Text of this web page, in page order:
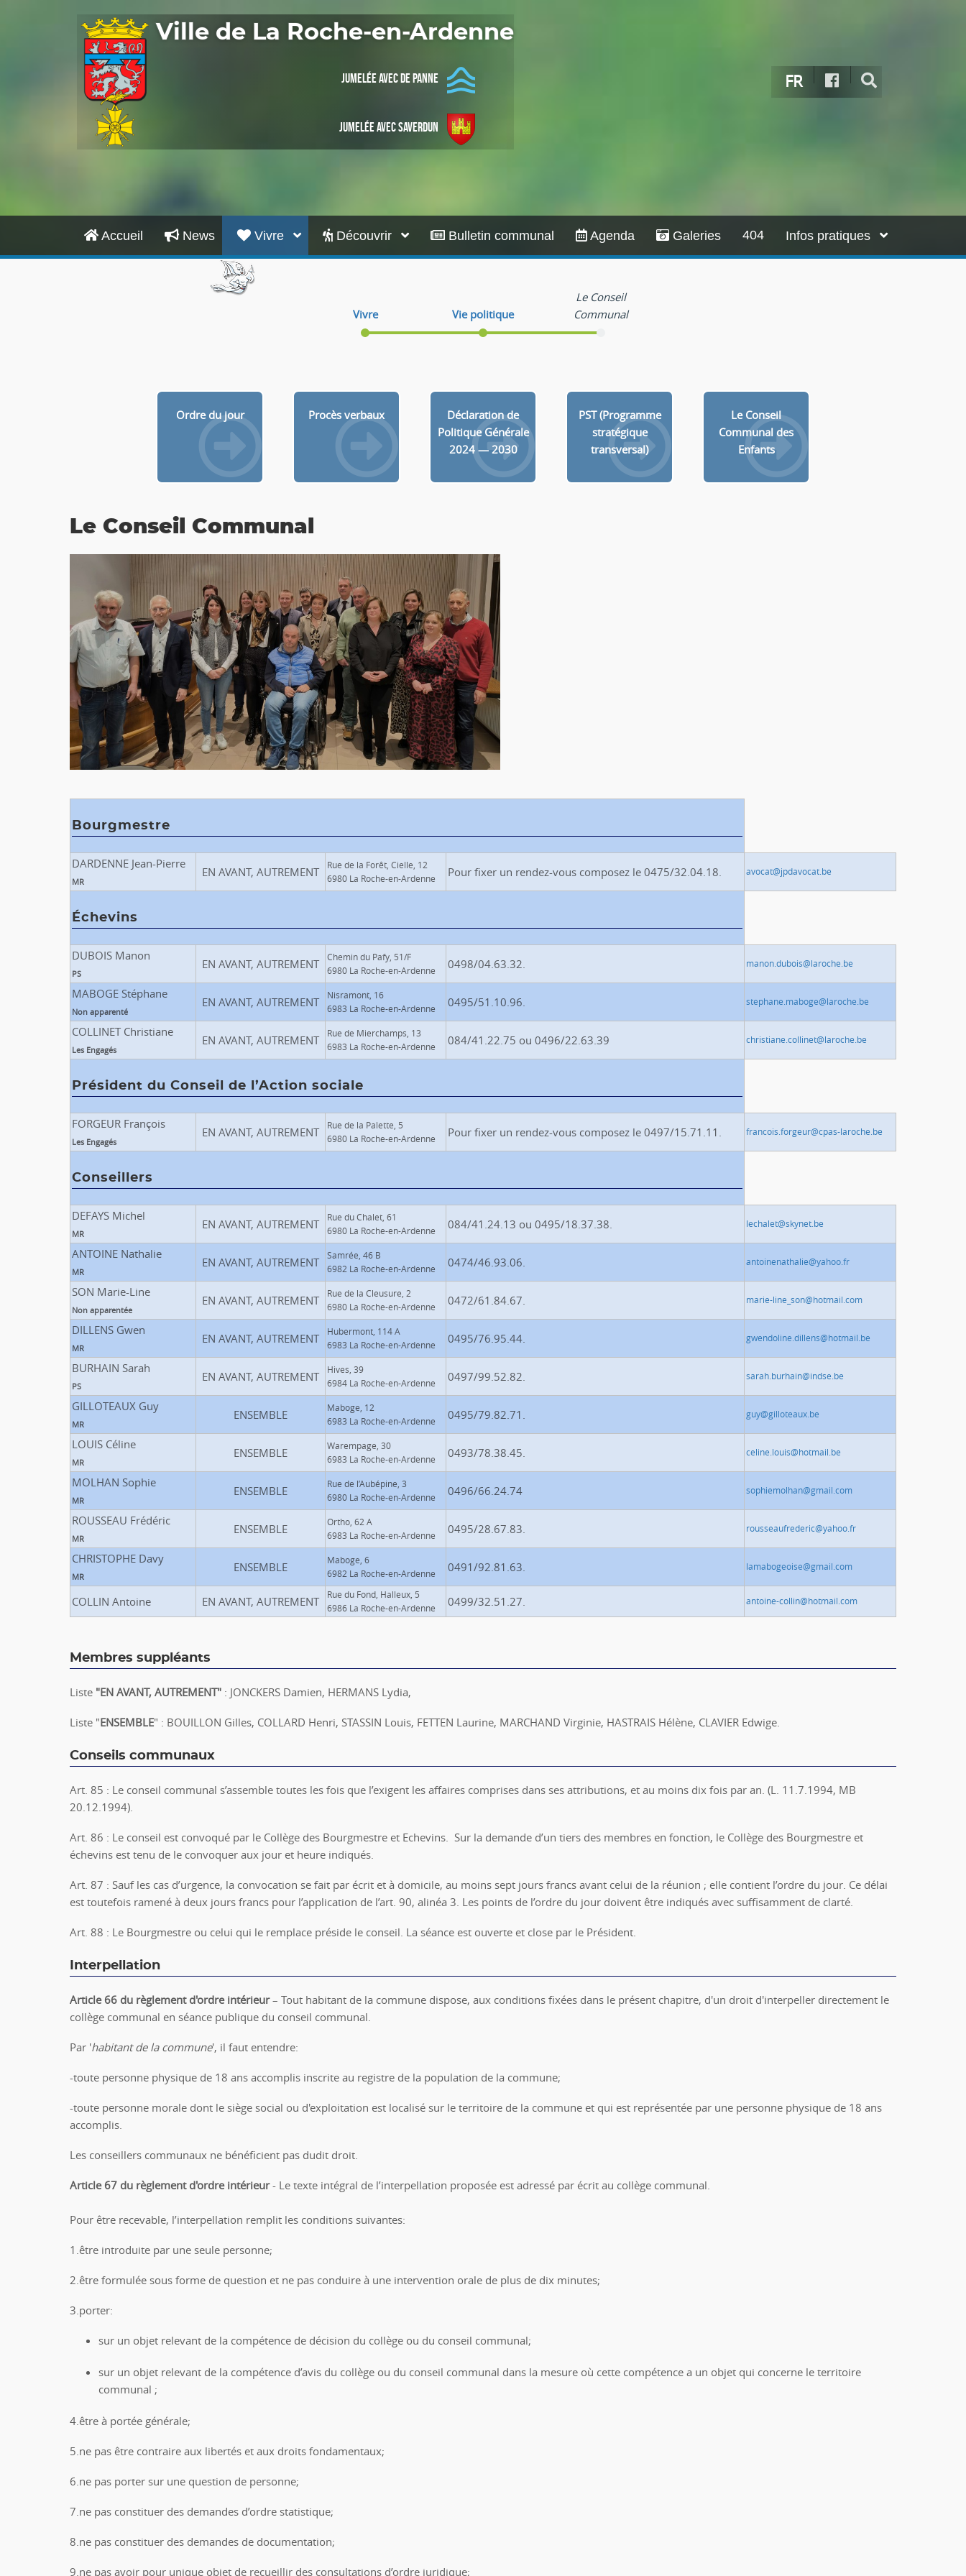
Ville de La Roche-en-Ardenne
Jumelée avec De Panne
Jumelée avec Saverdun
FR
Accueil News Vivre Découvrir Bulletin communal Agenda Galeries 404 Infos pratiques
Vivre Vie politique
Le Conseil
Communal
Ordre du jour Procès verbaux
Déclaration de
Politique Générale
2024 — 2030
PST (Programme
stratégique
transversal)
Le Conseil
Communal des
Enfants
Le Conseil Communal
Bourgmestre
DARDENNE Jean-Pierre
MR
EN AVANT, AUTREMENT
Rue de la Forêt, Cielle, 12
6980 La Roche-en-Ardenne
Pour fixer un rendez-vous composez le 0475/32.04.18. avocat@jpdavocat.be
Échevins
DUBOIS Manon
PS
EN AVANT, AUTREMENT
Chemin du Pafy, 51/F
6980 La Roche-en-Ardenne
0498/04.63.32. manon.dubois@laroche.be
MABOGE Stéphane
Non apparenté
EN AVANT, AUTREMENT
Nisramont, 16
6983 La Roche-en-Ardenne
0495/51.10.96. stephane.maboge@laroche.be
COLLINET Christiane
Les Engagés
EN AVANT, AUTREMENT
Rue de Mierchamps, 13
6983 La Roche-en-Ardenne
084/41.22.75 ou 0496/22.63.39 christiane.collinet@laroche.be
Président du Conseil de l’Action sociale
FORGEUR François
Les Engagés
EN AVANT, AUTREMENT
Rue de la Palette, 5
6980 La Roche-en-Ardenne
Pour fixer un rendez-vous composez le 0497/15.71.11. francois.forgeur@cpas-laroche.be
Conseillers
DEFAYS Michel
MR
EN AVANT, AUTREMENT
Rue du Chalet, 61
6980 La Roche-en-Ardenne
084/41.24.13 ou 0495/18.37.38. lechalet@skynet.be
ANTOINE Nathalie
MR
EN AVANT, AUTREMENT
Samrée, 46 B
6982 La Roche-en-Ardenne
0474/46.93.06. antoinenathalie@yahoo.fr
SON Marie-Line
Non apparentée
EN AVANT, AUTREMENT
Rue de la Cleusure, 2
6980 La Roche-en-Ardenne
0472/61.84.67. marie-line_son@hotmail.com
DILLENS Gwen
MR
EN AVANT, AUTREMENT
Hubermont, 114 A
6983 La Roche-en-Ardenne
0495/76.95.44. gwendoline.dillens@hotmail.be
BURHAIN Sarah
PS
EN AVANT, AUTREMENT
Hives, 39
6984 La Roche-en-Ardenne
0497/99.52.82. sarah.burhain@indse.be
GILLOTEAUX Guy
MR
ENSEMBLE
Maboge, 12
6983 La Roche-en-Ardenne
0495/79.82.71. guy@gilloteaux.be
LOUIS Céline
MR
ENSEMBLE
Warempage, 30
6983 La Roche-en-Ardenne
0493/78.38.45. celine.louis@hotmail.be
MOLHAN Sophie
MR
ENSEMBLE
Rue de l’Aubépine, 3
6980 La Roche-en-Ardenne
0496/66.24.74 sophiemolhan@gmail.com
ROUSSEAU Frédéric
MR
ENSEMBLE
Ortho, 62 A
6983 La Roche-en-Ardenne
0495/28.67.83. rousseaufrederic@yahoo.fr
CHRISTOPHE Davy
MR
ENSEMBLE
Maboge, 6
6982 La Roche-en-Ardenne
0491/92.81.63. lamabogeoise@gmail.com
COLLIN Antoine EN AVANT, AUTREMENT
Rue du Fond, Halleux, 5
6986 La Roche-en-Ardenne
0499/32.51.27. antoine-collin@hotmail.com
Membres suppléants
Liste "EN AVANT, AUTREMENT" : JONCKERS Damien, HERMANS Lydia,
Liste "ENSEMBLE" : BOUILLON Gilles, COLLARD Henri, STASSIN Louis, FETTEN Laurine, MARCHAND Virginie, HASTRAIS Hélène, CLAVIER Edwige.
Conseils communaux
Art. 85 : Le conseil communal s’assemble toutes les fois que l’exigent les affaires comprises dans ses attributions, et au moins dix fois par an. (L. 11.7.1994, MB
20.12.1994).
Art. 86 : Le conseil est convoqué par le Collège des Bourgmestre et Echevins. Sur la demande d’un tiers des membres en fonction, le Collège des Bourgmestre et
échevins est tenu de le convoquer aux jour et heure indiqués.
Art. 87 : Sauf les cas d’urgence, la convocation se fait par écrit et à domicile, au moins sept jours francs avant celui de la réunion ; elle contient l’ordre du jour. Ce délai
est toutefois ramené à deux jours francs pour l’application de l’art. 90, alinéa 3. Les points de l’ordre du jour doivent être indiqués avec suffisamment de clarté.
Art. 88 : Le Bourgmestre ou celui qui le remplace préside le conseil. La séance est ouverte et close par le Président.
Interpellation
Article 66 du règlement d'ordre intérieur– Tout habitant de la commune dispose, aux conditions fixées dans le présent chapitre, d'un droit d'interpeller directement le
collège communal en séance publique du conseil communal.
Par 'habitant de la commune', il faut entendre:
-toute personne physique de 18 ans accomplis inscrite au registre de la population de la commune;
-toute personne morale dont le siège social ou d'exploitation est localisé sur le territoire de la commune et qui est représentée par une personne physique de 18 ans
accomplis.
Les conseillers communaux ne bénéficient pas dudit droit.
Article 67 du règlement d'ordre intérieur- Le texte intégral de l’interpellation proposée est adressé par écrit au collège communal.
Pour être recevable, l’interpellation remplit les conditions suivantes:
1.être introduite par une seule personne;
2.être formulée sous forme de question et ne pas conduire à une intervention orale de plus de dix minutes;
3.porter:
sur un objet relevant de la compétence de décision du collège ou du conseil communal;
sur un objet relevant de la compétence d’avis du collège ou du conseil communal dans la mesure où cette compétence a un objet qui concerne le territoire
communal ;
4.être à portée générale;
5.ne pas être contraire aux libertés et aux droits fondamentaux;
6.ne pas porter sur une question de personne;
7.ne pas constituer des demandes d’ordre statistique;
8.ne pas constituer des demandes de documentation;
9.ne pas avoir pour unique objet de recueillir des consultations d’ordre juridique;